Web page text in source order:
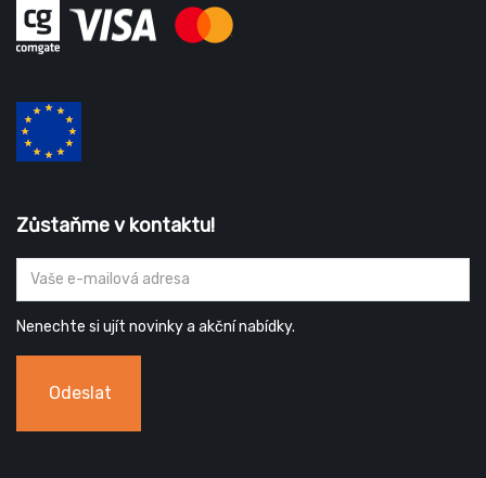
Zůstaňme v kontaktu!
Nenechte si ujít novinky a akční nabídky.
Odeslat